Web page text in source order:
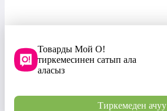
Товарды Мой О!
тиркемесинен сатып ала
аласыз
Тиркемеден ачуу